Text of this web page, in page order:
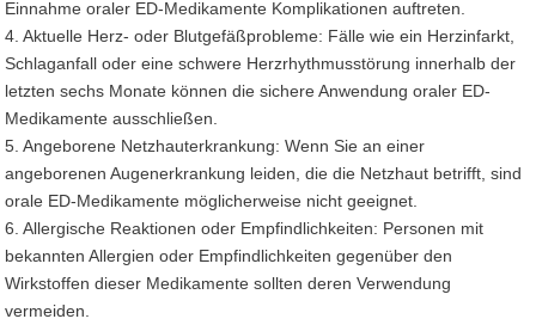
Einnahme oraler ED-Medikamente Komplikationen auftreten.
4. Aktuelle Herz- oder Blutgefäßprobleme: Fälle wie ein Herzinfarkt,
Schlaganfall oder eine schwere Herzrhythmusstörung innerhalb der
letzten sechs Monate können die sichere Anwendung oraler ED-
Medikamente ausschließen.
5. Angeborene Netzhauterkrankung: Wenn Sie an einer
angeborenen Augenerkrankung leiden, die die Netzhaut betrifft, sind
orale ED-Medikamente möglicherweise nicht geeignet.
6. Allergische Reaktionen oder Empfindlichkeiten: Personen mit
bekannten Allergien oder Empfindlichkeiten gegenüber den
Wirkstoffen dieser Medikamente sollten deren Verwendung
vermeiden.